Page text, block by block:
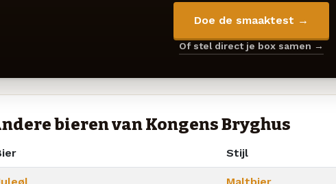
Doe de smaaktest →
Of stel direct je box samen →
bieren van Kongens Bryghus
Stijl
Maltbier